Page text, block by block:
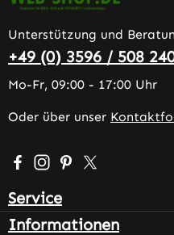
Unterstützung und
+49 (0) 3596 / 508
Mo-Fr, 09:00 - 17:00 Uhr
Oder über unser
Besuche uns auf
Schau auf Instagram
Lass dich auf
Folge uns auf
Service
Informationen